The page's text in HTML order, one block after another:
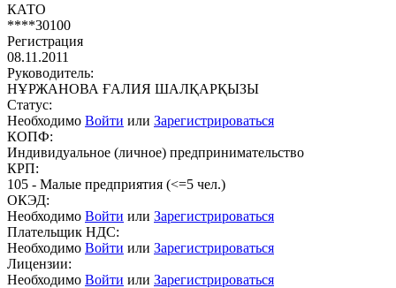
КАТО
****30100
Регистрация
08.11.2011
Руководитель:
НҰРЖАНОВА ҒАЛИЯ ШАЛҚАРҚЫЗЫ
Статус:
Необходимо Войти или Зарегистрироваться
КОПФ:
Индивидуальное (личное) предпринимательство
КРП:
105 - Малые предприятия (<=5 чел.)
ОКЭД:
Необходимо Войти или Зарегистрироваться
Плательщик НДС:
Необходимо Войти или Зарегистрироваться
Лицензии:
Необходимо Войти или Зарегистрироваться